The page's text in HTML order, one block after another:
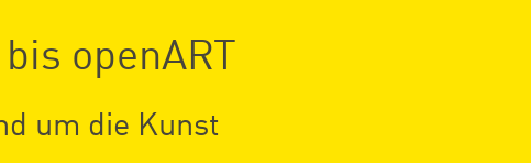
openART
um die Kunst